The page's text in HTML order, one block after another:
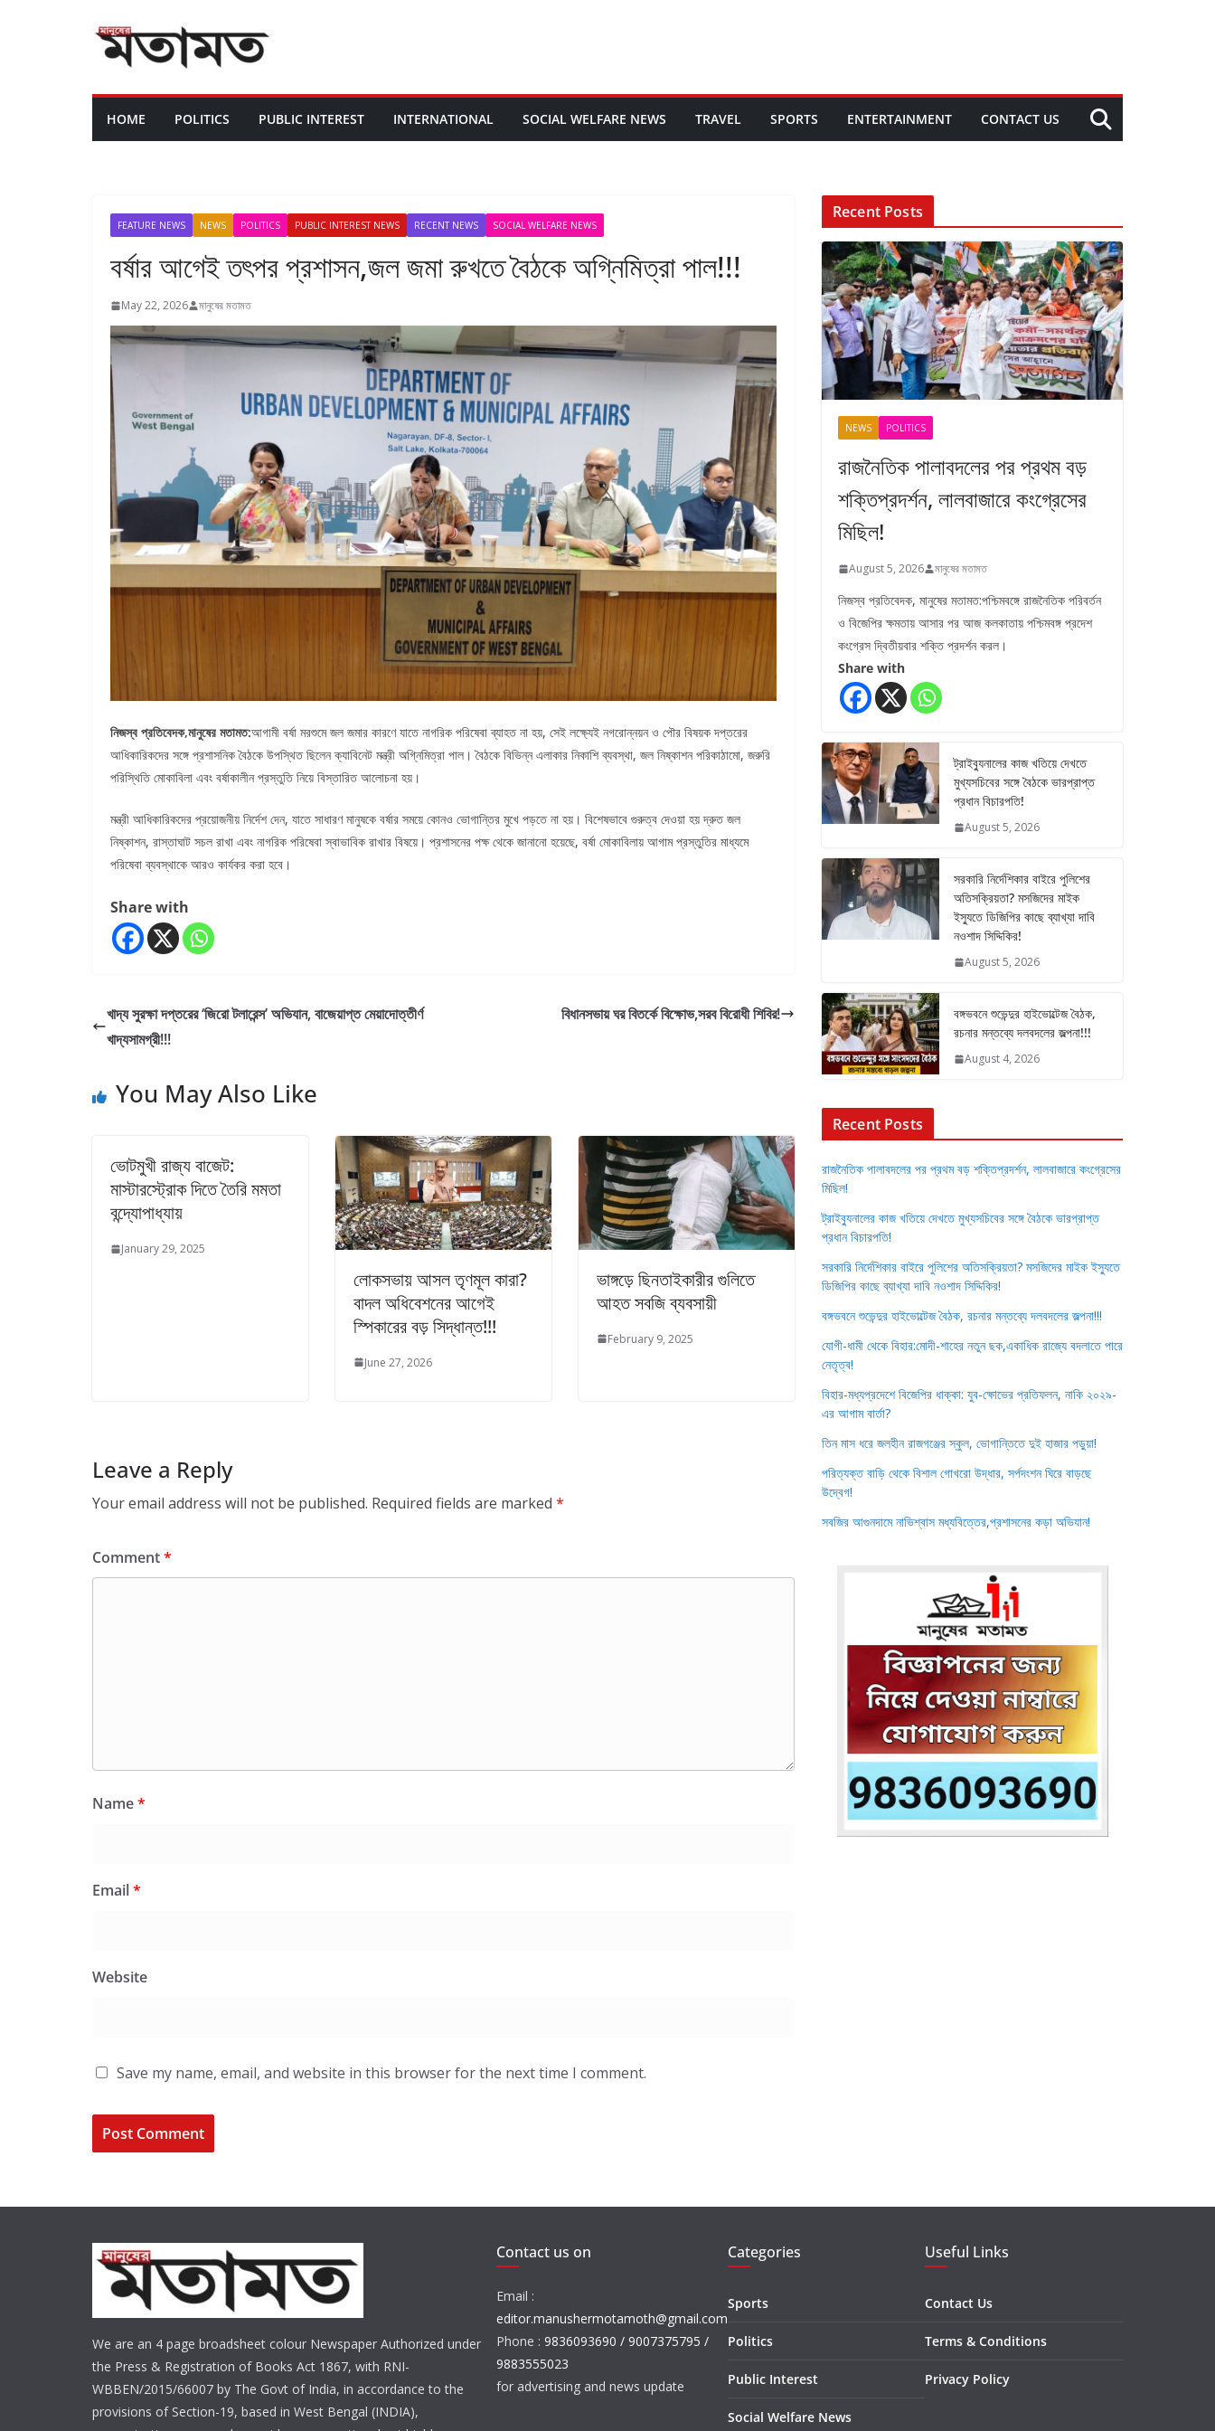
HOME POLITICS PUBLIC INTEREST INTERNATIONAL SOCIAL WELFARE NEWS TRAVEL SPORTS ENTERTAINMENT CONTACT US
FEATURE NEWS NEWS POLITICS PUBLIC INTEREST NEWS RECENT NEWS SOCIAL WELFARE NEWS
বর্ষার আগেই তৎপর প্রশাসন,জল জমা রুখতে বৈঠকে অগ্নিমিত্রা পাল!!!
May 22, 2026 মানুষের মতামত
নিজস্ব প্রতিবেদক,মানুষের মতামত:আগামী বর্ষা মরশুমে জল জমার কারণে যাতে নাগরিক পরিষেবা ব্যাহত না হয়, সেই লক্ষ্যেই নগরোন্নয়ন ও পৌর বিষয়ক দপ্তরের
আধিকারিকদের সঙ্গে প্রশাসনিক বৈঠকে উপস্থিত ছিলেন ক্যাবিনেট মন্ত্রী অগ্নিমিত্রা পাল। বৈঠকে বিভিন্ন এলাকার নিকাশি ব্যবস্থা, জল নিষ্কাশন পরিকাঠামো, জরুরি
পরিস্থিতি মোকাবিলা এবং বর্ষাকালীন প্রস্তুতি নিয়ে বিস্তারিত আলোচনা হয়।
মন্ত্রী আধিকারিকদের প্রয়োজনীয় নির্দেশ দেন, যাতে সাধারণ মানুষকে বর্ষার সময়ে কোনও ভোগান্তির মুখে পড়তে না হয়। বিশেষভাবে গুরুত্ব দেওয়া হয় দ্রুত জল
নিষ্কাশন, রাস্তাঘাট সচল রাখা এবং নাগরিক পরিষেবা স্বাভাবিক রাখার বিষয়ে। প্রশাসনের পক্ষ থেকে জানানো হয়েছে, বর্ষা মোকাবিলায় আগাম প্রস্তুতির মাধ্যমে
পরিষেবা ব্যবস্থাকে আরও কার্যকর করা হবে।
Share with
খাদ্য সুরক্ষা দপ্তরের ‘জিরো টলারেন্স’ অভিযান, বাজেয়াপ্ত মেয়াদোত্তীর্ণ
খাদ্যসামগ্রী!!!
বিধানসভায় ঘর বিতর্কে বিক্ষোভ,সরব বিরোধী শিবির!
You May Also Like
ভোটমুখী রাজ্য বাজেট:
মাস্টারস্ট্রোক দিতে তৈরি মমতা
বন্দ্যোপাধ্যায়
January 29, 2025
লোকসভায় আসল তৃণমূল কারা?
বাদল অধিবেশনের আগেই
স্পিকারের বড় সিদ্ধান্ত!!!
June 27, 2026
ভাঙ্গড়ে ছিনতাইকারীর গুলিতে
আহত সবজি ব্যবসায়ী
February 9, 2025
Leave a Reply
Your email address will not be published. Required fields are marked *
Comment*
Name*
Email*
Website
Save my name, email, and website in this browser for the next time I comment.
Recent Posts
NEWS POLITICS
রাজনৈতিক পালাবদলের পর প্রথম বড়
শক্তিপ্রদর্শন, লালবাজারে কংগ্রেসের
মিছিল!
August 5, 2026 মানুষের মতামত
নিজস্ব প্রতিবেদক, মানুষের মতামত:পশ্চিমবঙ্গে রাজনৈতিক পরিবর্তন
ও বিজেপির ক্ষমতায় আসার পর আজ কলকাতায় পশ্চিমবঙ্গ প্রদেশ
কংগ্রেস দ্বিতীয়বার শক্তি প্রদর্শন করল।
Share with
ট্রাইব্যুনালের কাজ খতিয়ে দেখতে
মুখ্যসচিবের সঙ্গে বৈঠকে ভারপ্রাপ্ত
প্রধান বিচারপতি!
August 5, 2026
সরকারি নির্দেশিকার বাইরে পুলিশের
অতিসক্রিয়তা? মসজিদের মাইক
ইস্যুতে ডিজিপির কাছে ব্যাখ্যা দাবি
নওশাদ সিদ্দিকির!
August 5, 2026
বঙ্গভবনে শুভেন্দুর হাইভোল্টেজ বৈঠক,
রচনার মন্তব্যে দলবদলের জল্পনা!!!
August 4, 2026
Recent Posts
রাজনৈতিক পালাবদলের পর প্রথম বড় শক্তিপ্রদর্শন, লালবাজারে কংগ্রেসের
মিছিল!
ট্রাইব্যুনালের কাজ খতিয়ে দেখতে মুখ্যসচিবের সঙ্গে বৈঠকে ভারপ্রাপ্ত
প্রধান বিচারপতি!
সরকারি নির্দেশিকার বাইরে পুলিশের অতিসক্রিয়তা? মসজিদের মাইক ইস্যুতে
ডিজিপির কাছে ব্যাখ্যা দাবি নওশাদ সিদ্দিকির!
বঙ্গভবনে শুভেন্দুর হাইভোল্টেজ বৈঠক, রচনার মন্তব্যে দলবদলের জল্পনা!!!
যোগী-ধামী থেকে বিহার:মোদী-শাহের নতুন ছক,একাধিক রাজ্যে বদলাতে পারে
নেতৃত্ব!
বিহার-মধ্যপ্রদেশে বিজেপির ধাক্কা: যুব-ক্ষোভের প্রতিফলন, নাকি ২০২৯-
এর আগাম বার্তা?
তিন মাস ধরে জলহীন রাজগঞ্জের স্কুল, ভোগান্তিতে দুই হাজার পড়ুয়া!
পরিত্যক্ত বাড়ি থেকে বিশাল গোখরো উদ্ধার, সর্পদংশন ঘিরে বাড়ছে
উদ্বেগ!
সবজির আগুনদামে নাভিশ্বাস মধ্যবিত্তের,প্রশাসনের কড়া অভিযান!
We are an 4 page broadsheet colour Newspaper Authorized under
the Press & Registration of Books Act 1867, with RNI-
WBBEN/2015/66007 by The Govt of India, in accordance to the
provisions of Section-19, based in West Bengal (INDIA),
Contact us on
Email :
editor.manushermotamoth@gmail.com
Phone : 9836093690 / 9007375795 /
9883555023
for advertising and news update
Categories
Sports
Politics
Public Interest
Social Welfare News
Useful Links
Contact Us
Terms & Conditions
Privacy Policy